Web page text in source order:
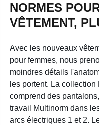
NORMES
VÊTEMENT,
Avec les nouveaux
pour femmes, nous
moindres détails
les portent. La
comprend des
travail Multinorm dans
arcs électriques 1 et 2.